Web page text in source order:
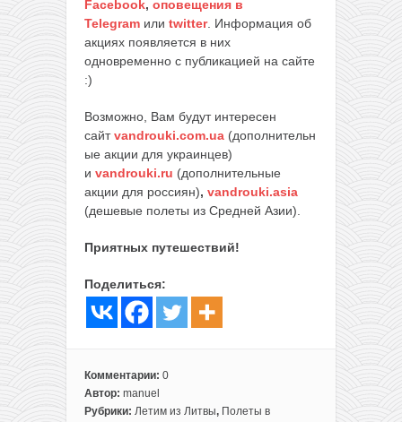
Facebook, оповещения в
Telegram или twitter. Информация об
акциях появляется в них
одновременно с публикацией на сайте
:)
Возможно, Вам будут интересен
сайтvandrouki.com.ua (дополнительн
ые акции для украинцев)
и vandrouki.ru (дополнительные
акции для россиян), vandrouki.asia
(дешевые полеты из Средней Азии).
Приятных путешествий!
Поделиться:
Комментарии: 0
Автор: manuel
Рубрики: Летим из Литвы, Полеты в